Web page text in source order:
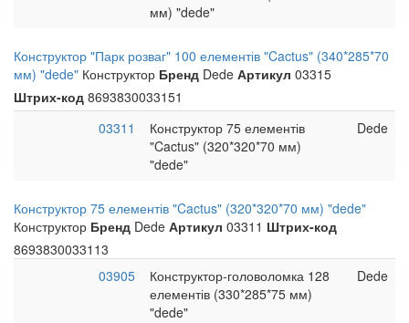
мм) "dede"
Конструктор "Парк розваг" 100 елементів "Cactus" (340*285*70
мм) "dede" Конструктор Бренд Dede Артикул 03315
Штрих-код 8693830033151
03311
Конструктор 75 елементів
"Cactus" (320*320*70 мм)
"dede"
Dede
Конструктор 75 елементів "Cactus" (320*320*70 мм) "dede"
Конструктор Бренд Dede Артикул 03311 Штрих-код
8693830033113
03905
Конструктор-головоломка 128
елементів (330*285*75 мм)
"dede"
Dede